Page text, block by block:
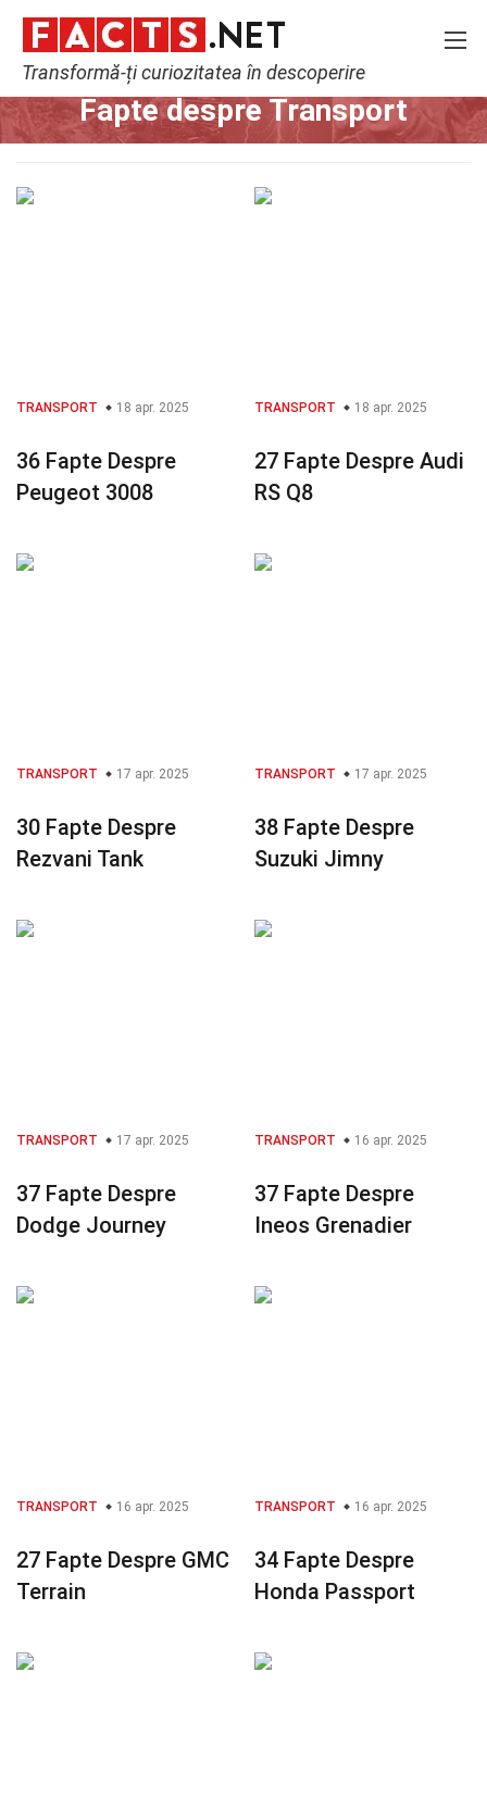
Transformă-ți curiozitatea în descoperire
Home Tehnologie și Științe Transport
Fapte despre Transport
TRANSPORT 18 apr. 2025
36 Fapte Despre
Peugeot 3008
TRANSPORT 18 apr. 2025
27 Fapte Despre Audi
RS Q8
TRANSPORT 17 apr. 2025
30 Fapte Despre
Rezvani Tank
TRANSPORT 17 apr. 2025
38 Fapte Despre
Suzuki Jimny
TRANSPORT 17 apr. 2025
37 Fapte Despre
Dodge Journey
TRANSPORT 16 apr. 2025
37 Fapte Despre
Ineos Grenadier
TRANSPORT 16 apr. 2025
27 Fapte Despre GMC
Terrain
TRANSPORT 16 apr. 2025
34 Fapte Despre
Honda Passport